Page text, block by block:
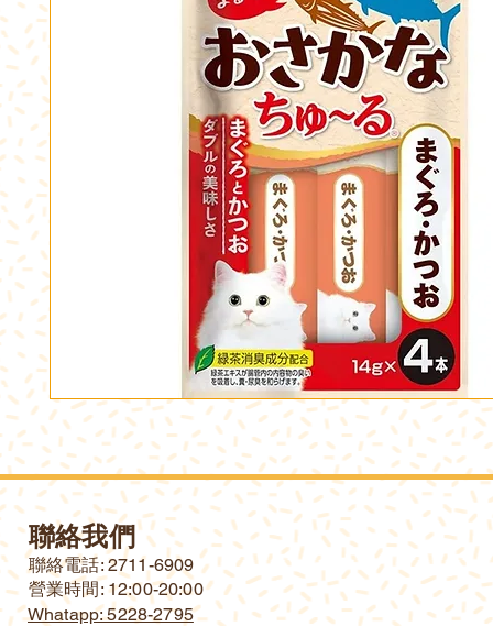
聯絡我們
​聯絡電話: 2711-6909
營業時間: 12:00-20:00
Whatapp: 5228-2795